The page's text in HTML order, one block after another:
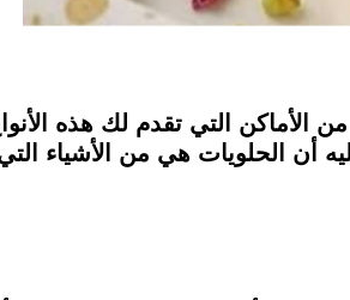
التي تقدم لك هذه
أن الحلويات هي من الأشياء